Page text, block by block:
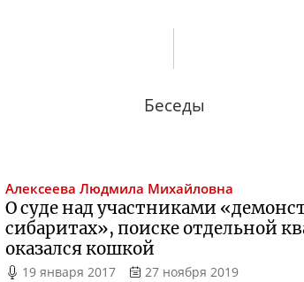
Беседы
Алексеева Людмила Михайловна
О суде над участниками
сибаритах», поиске отдельной
оказался кошкой
19 января 2017 27 ноября 2019